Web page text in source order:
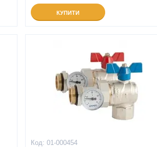
КУПИТИ
01-000454